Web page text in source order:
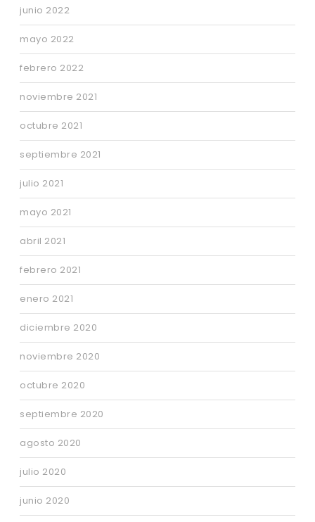
junio 2022
mayo 2022
febrero 2022
noviembre 2021
octubre 2021
septiembre 2021
julio 2021
mayo 2021
abril 2021
febrero 2021
enero 2021
diciembre 2020
noviembre 2020
octubre 2020
septiembre 2020
agosto 2020
julio 2020
junio 2020